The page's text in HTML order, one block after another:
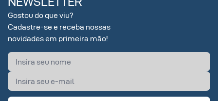
Gostou do que viu?
Cadastre-se e receba nossas
novidades em primeira mão!